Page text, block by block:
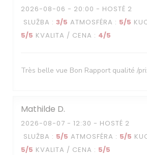
2026-08-06 - 20:00 - HOSTÉ 2
SLUŽBA : 3/5 ATMOSFÉRA : 5/5
5/5 KVALITA / CENA : 4/5
Très belle vue Bon Rapport qualité /
Mathilde D
2026-08-07 - 12:30 - HOSTÉ 2
SLUŽBA : 5/5 ATMOSFÉRA : 5/5
5/5 KVALITA / CENA : 5/5